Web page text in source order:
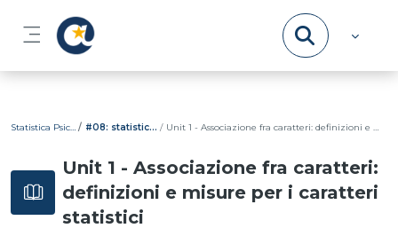
Pannello laterale
Statistica Psicometrica #08: statistica bivariata Unit 1 - Associazione fra caratteri: definizioni e misure per i caratteri statistici
Unit 1 - Associazione fra caratteri:
definizioni e misure per i caratteri
statistici